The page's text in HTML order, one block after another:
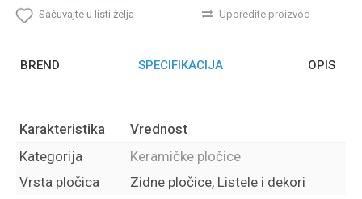
Sačuvajte u listi želja Uporedite proizvod
BREND SPECIFIKACIJA OPIS
Karakteristika
Vrednost
Kategorija
Keramičke pločice
Vrsta pločica
Zidne pločice, Listele i dekori